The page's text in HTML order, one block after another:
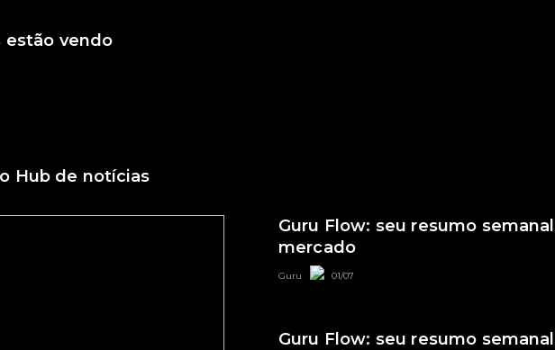
estão vendo
Hub de notícias
Guru Flow: seu resumo
mercado
Guru 01/07
Guru Flow: seu resumo